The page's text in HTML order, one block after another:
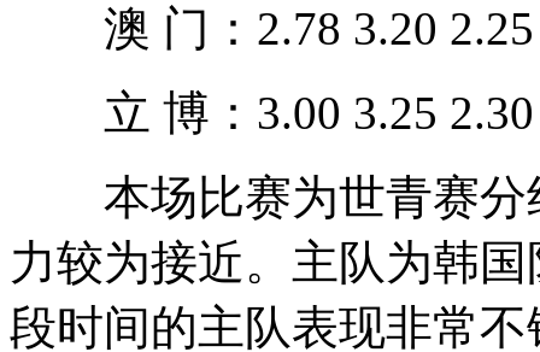
澳 门：2.78 3.20 2.25
立 博：3.00 3.25 2.30
本场比赛为世青赛分
力较为接近。主队为韩
段时间的主队表现非常